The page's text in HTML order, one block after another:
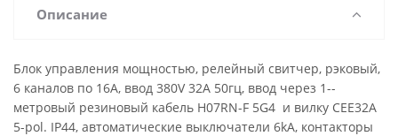
Описание
Блок управления мощностью, релейный свитчер, рэковый,
6 каналов по 16А, ввод 380V 32A 50гц, ввод через 1--
метровый резиновый кабель H07RN-F 5G4 и вилку CEE32А
5-pol. IP44, автоматические выключатели 6kA, контакторы